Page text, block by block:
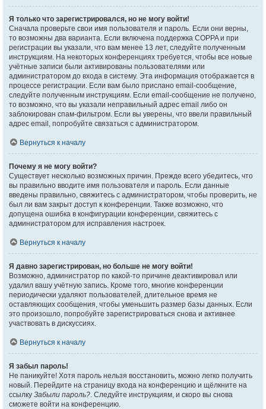
Я только что зарегистрировался, но не могу войти!
Сначала проверьте свои имя пользователя и пароль. Если они верны,
то возможны два варианта. Если включена поддержка COPPA и при
регистрации вы указали, что вам менее 13 лет, следуйте полученным
инструкциям. На некоторых конференциях требуется, чтобы все новые
учётные записи были активированы пользователями или
администратором до входа в систему. Эта информация отображается в
процессе регистрации. Если вам было прислано email-сообщение,
следуйте полученным инструкциям. Если email-сообщение не получено,
то возможно, что вы указали неправильный адрес email либо он
заблокирован спам-фильтром. Если вы уверены, что ввели правильный
адрес email, попробуйте связаться с администратором.
Вернуться к началу
Почему я не могу войти?
Существует несколько возможных причин. Прежде всего убедитесь, что
вы правильно вводите имя пользователя и пароль. Если данные
введены правильно, свяжитесь с администратором, чтобы проверить, не
был ли вам закрыт доступ к конференции. Также возможно, что
допущена ошибка в конфигурации конференции, свяжитесь с
администратором для исправления настроек.
Вернуться к началу
Я давно зарегистрирован, но больше не могу войти!
Возможно, администратор по какой-то причине деактивировал или
удалил вашу учётную запись. Кроме того, многие конференции
периодически удаляют пользователей, длительное время не
оставляющих сообщения, чтобы уменьшить размер базы данных. Если
это произошло, попробуйте зарегистрироваться снова и активнее
участвовать в дискуссиях.
Вернуться к началу
Я забыл пароль!
Не паникуйте! Хотя пароль нельзя восстановить, можно легко получить
новый. Перейдите на страницу входа на конференцию и щёлкните на
ссылку Забыли пароль?. Следуйте инструкциям, и скоро вы снова
сможете войти на конференцию.